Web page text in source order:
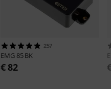
257
EMG 85 BK
€ 82